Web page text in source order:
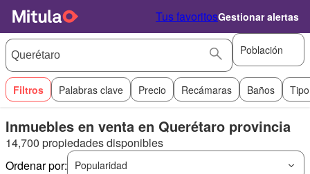
Tus favoritosGestionar alertas
Población
Filtros Palabras clave Precio Recámaras Baños
Inmuebles en venta en Querétaro provincia
14,700 propiedades disponibles
Ordenar por:
Popularidad